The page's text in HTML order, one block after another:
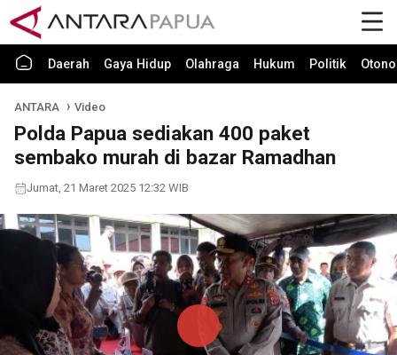
Daerah Gaya Hidup Olahraga Hukum Politik
ANTARA Video
Polda Papua sediakan 400 paket
sembako murah di bazar Ramadhan
Jumat, 21 Maret 2025 12:32 WIB
Play